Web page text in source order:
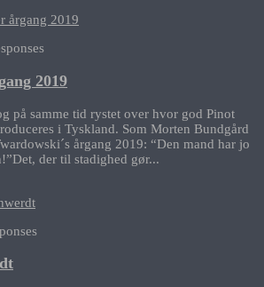
2019
på samme tid rystet over hvor god Pinot
i Tyskland. Som Morten Bundgård
årgang 2019: “Den mand har jo
der til stadighed gør...